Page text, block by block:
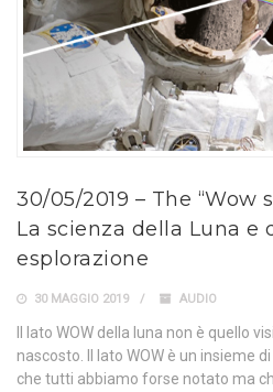
30/05/2019 – The “Wow
La scienza della Luna e
esplorazione
30 MAGGIO 2019 AUDIO
Il lato WOW della luna non è quello
nascosto. Il lato WOW è un insieme
che tutti abbiamo forse notato ma